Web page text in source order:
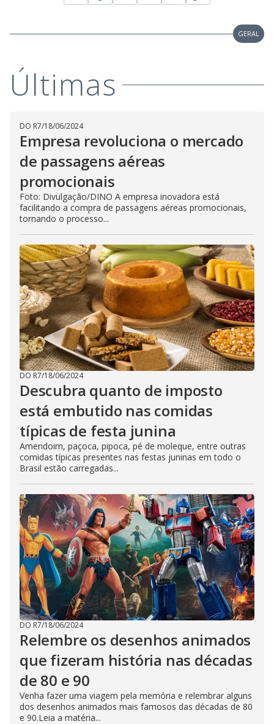
GERAL
Últimas
DO R7/18/06/2024
Empresa revoluciona o mercado
de passagens aéreas
promocionais
Foto: Divulgação/DINO A empresa inovadora está
facilitando a compra de passagens aéreas promocionais,
tornando o processo...
DO R7/18/06/2024
Descubra quanto de imposto
está embutido nas comidas
típicas de festa junina
Amendoim, paçoca, pipoca, pé de moleque, entre outras
comidas típicas presentes nas festas juninas em todo o
Brasil estão carregadas...
DO R7/18/06/2024
Relembre os desenhos animados
que fizeram história nas décadas
de 80 e 90
Venha fazer uma viagem pela memória e relembrar alguns
dos desenhos animados mais famosos das décadas de 80
e 90.Leia a matéria...